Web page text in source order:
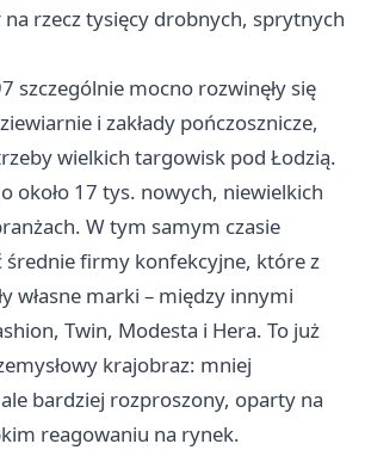
rzecz tysięcy drobnych, sprytnych
szczególnie mocno rozwinęły się
i zakłady pończosznicze,
wielkich targowisk pod Łodzią.
około 17 tys. nowych, niewielkich
W tym samym czasie
średnie firmy konfekcyjne, które z
własne marki – między innymi
Twin, Modesta i Hera. To już
krajobraz: mniej
bardziej rozproszony, oparty na
reagowaniu na rynek.